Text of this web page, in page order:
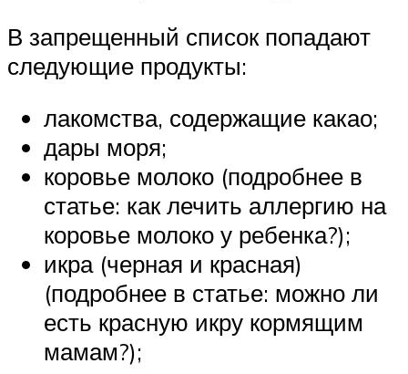
В запрещенный список попадают
следующие продукты:
лакомства, содержащие какао;
дары моря;
коровье молоко (подробнее в
статье: как лечить аллергию на
коровье молоко у ребенка?);
икра (черная и красная)
(подробнее в статье: можно ли
есть красную икру кормящим
мамам?);